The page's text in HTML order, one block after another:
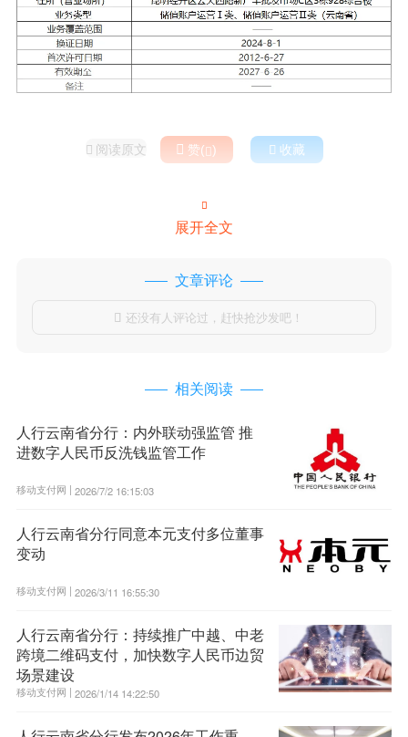
 阅读原文  赞()  收藏

展开全文
文章评论
 还没有人评论过，赶快抢沙发吧！
相关阅读
人行云南省分行：内外联动强监管 推
进数字人民币反洗钱监管工作
移动支付网 | 2026/7/2 16:15:03
人行云南省分行同意本元支付多位董事
变动
移动支付网 | 2026/3/11 16:55:30
人行云南省分行：持续推广中越、中老
跨境二维码支付，加快数字人民币边贸
场景建设
移动支付网 | 2026/1/14 14:22:50